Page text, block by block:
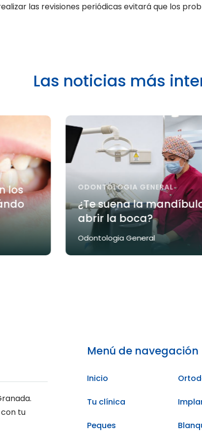
las revisiones periódicas evitará que los
Las noticias más
los
ODONTOLOGIA GENERAL
¿Te suena la
abrir la boca?
Odontologia General
tu
Menú de navegación
Inicio
Tu clínica
Peques